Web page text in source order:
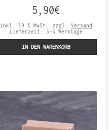
5,90€
inkl. 19 % MwSt. zzgl. Versand
Lieferzeit:
3-5 Werktage
IN DEN WARENKORB